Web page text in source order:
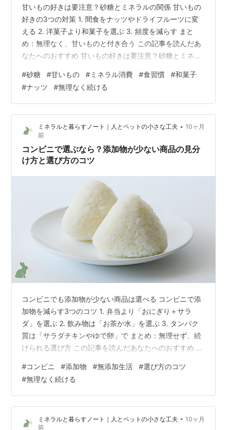
甘いもの好きは要注意？砂糖とミネラルの関係 甘いもの
好きの3つの対策 1. 間食をナッツやドライフルーツに変
える 2. 洋菓子より和菓子を選ぶ 3. 頻度を減らす まと
め：無理なく、甘いものと付き合う この記事を読んだあ
なたへのおすすめ 甘いもの好きは要注意？砂糖とミネラ
キ、クッキー。おいしいけど、食べすぎると体に負担が
かかります。 実は、砂糖を摂りすぎると、ミネラルが消
費されるんです。特に、ビタミンBとマグネシウムが不足
しやすくなります。 ビタミンBとマグネシウムは、糖を
エネルギーに変える時に使われます。砂糖を食べれば食
べるほど、これらのミネ…
#砂糖 #甘いもの #ミネラル消費 #食習慣 #和菓子
#ナッツ #無理なく続ける
ミネラルと暮らすノート｜人とペットの小さな工夫 • 10ヶ月
前
コンビニで選ぶなら？添加物が少ない商品の見分
け方と選び方のコツ
コンビニでも添加物が少ない商品は選べる コンビニで添
加物を減らす3つのコツ 1. 弁当より「おにぎり＋サラ
ダ」を選ぶ 2. 飲み物は「お茶か水」を選ぶ 3. タンパク
質は「サラダチキンやゆで卵」で まとめ：無理せず、続
けられる選び方 この記事を読んだあなたへのおすすめ コ
ですよね。忙しい時、疲れた時、ついつい寄ってしまい
ます。でも、コンビニの商品には添加物が多いイメージ
があります。 実は、コンビニでも添加物が少ない商品は
選べます。ちょっとしたコツを知っておくだけで、選び
方が変わります。 私も、2023年に添加物を意識し始めて
#コンビニ #添加物 #無添加生活 #選び方のコツ
#無理なく続ける
ミネラルと暮らすノート｜人とペットの小さな工夫 • 10ヶ月
前